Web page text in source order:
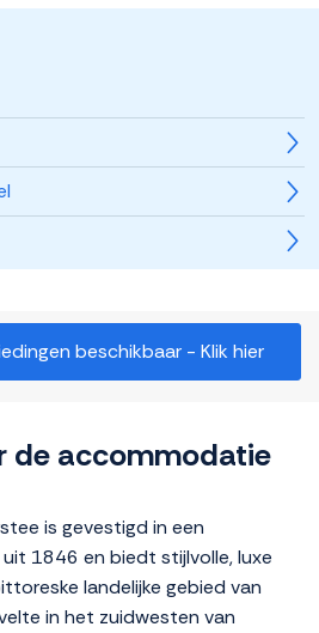
beschikbaar - Klik hier
de accommodatie
is gevestigd in een
1846 en biedt stijlvolle, luxe
landelijke gebied van
in het zuidwesten van